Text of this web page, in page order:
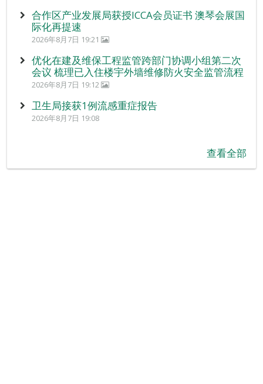
合作区产业发展局获授ICCA会员证书 澳琴会展国
际化再提速
2026年8月7日 19:21
优化在建及维保工程监管跨部门协调小组第二次
会议 梳理已入住楼宇外墙维修防火安全监管流程
2026年8月7日 19:12
卫生局接获1例流感重症报告
2026年8月7日 19:08
查看全部